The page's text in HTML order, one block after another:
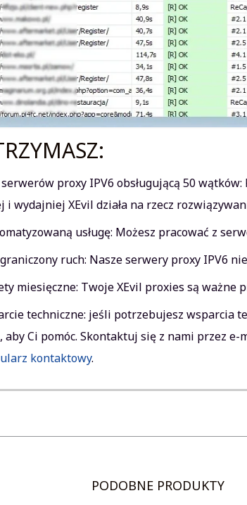
proxy IPV6 obsługującą 50
i wydajniej XEvil działa na rzecz
usługę: Możesz pracować z
ruch: Nasze serwery proxy IPV6
miesięczne: Twoje XEvil proxies są ważne
techniczne: jeśli potrzebujesz wsparcia
aby Ci pomóc. Skontaktuj się z nami przez
kontaktowy.
PODOBNE PRODUKTY